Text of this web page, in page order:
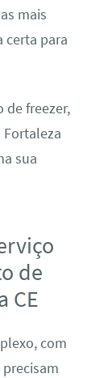
mais
certa para
de freezer,
sua
de
CE
com